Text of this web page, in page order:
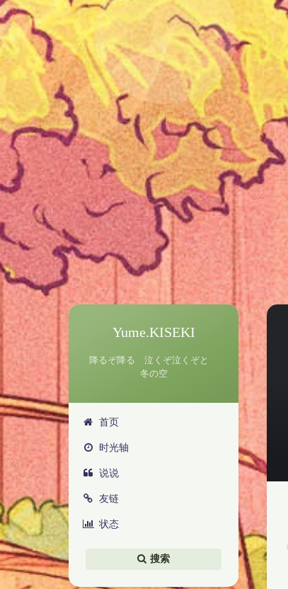
Yume.KISEKI
降るぞ降る 泣くぞ泣くぞと
冬の空
首页
时光轴
说说
友链
状态
搜索